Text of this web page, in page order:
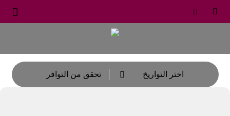



اختر التواريخ  تحقق من التوافر